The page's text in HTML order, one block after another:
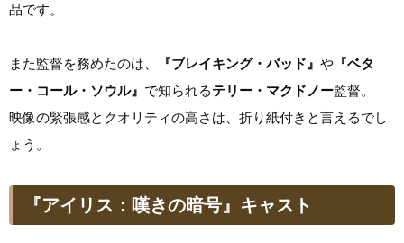
品です。
また監督を務めたのは、 『ブレイキング・バッド』 や 『ベタ
ー・コール・ソウル』 で知られるテリー・マクドノー監督。
映像の緊張感とクオリティの高さは、折り紙付きと言えるでし
ょう。
『アイリス：嘆きの暗号』キャスト